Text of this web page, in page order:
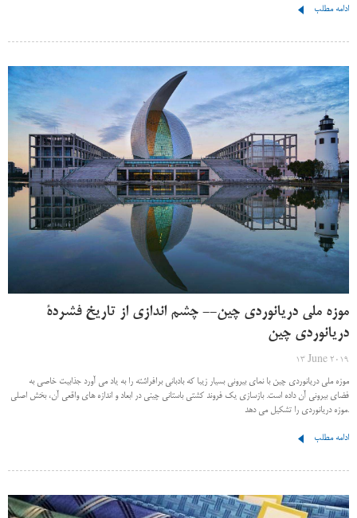
ادامه مطلب
موزه ملی دریانوردی چین-- چشم اندازی از تاریخ فشردۀ
دریانوردی چین
13 June 2019
موزه ملی دریانوردی چین با نمای بیرونی بسیار زیبا که بادبانی برافراشته را به یاد می آورد جذابیت خاصی به
فضای بیرونی آن داده است. بازسازی یک فروند کشتی باستانی چینی در ابعاد و اندازه های واقعی آن، بخش اصلی
موزه دریانوردی را تشکیل می دهد.
ادامه مطلب